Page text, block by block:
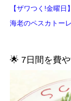
【ザワつく!金曜
海老のペスカトー
🌟 7日間を費